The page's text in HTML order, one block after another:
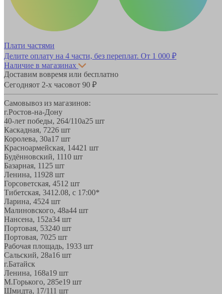
Плати частями
Делите оплату на 4 части, без переплат. От 1 000 ₽
Наличие в магазинах
Доставим вовремя или бесплатно
Сегодняот 2-х часовот 90 ₽
Самовывоз из магазинов:
г.Ростов-на-Дону
40-лет победы, 264/110а25 шт
Каскадная, 7226 шт
Королева, 30а17 шт
Красноармейская, 14421 шт
Будённовский, 1110 шт
Базарная, 11 25 шт
Ленина, 11928 шт
Горсоветская, 4512 шт
Тибетская, 3412.08, с 17:00*
Ларина, 4524 шт
Малиновского, 48а44 шт
Нансена, 152а34 шт
Портовая, 53240 шт
Портовая, 7025 шт
Рабочая площадь, 1933 шт
Сальский, 28a16 шт
г.Батайск
Ленина, 168а19 шт
М.Горького, 285е19 шт
Шмидта, 17/111 шт